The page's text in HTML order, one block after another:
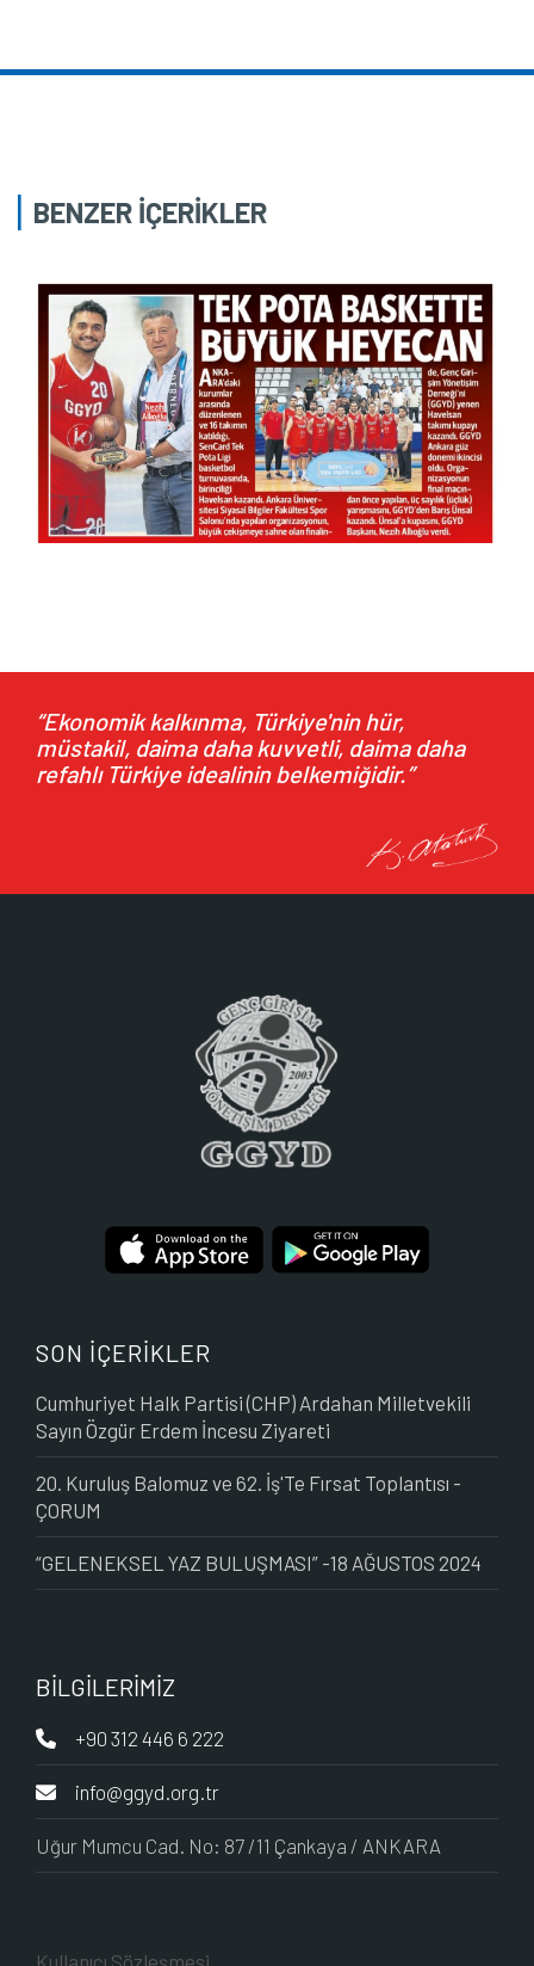
BENZER İÇERİKLER
“Ekonomik kalkınma, Türkiye'nin hür,
müstakil, daima daha kuvvetli, daima daha
refahlı Türkiye idealinin belkemiğidir.”
SON İÇERİKLER
Cumhuriyet Halk Partisi (CHP) Ardahan Milletvekili
Sayın Özgür Erdem İncesu Ziyareti
20. Kuruluş Balomuz ve 62. İş'Te Fırsat Toplantısı -
ÇORUM
“GELENEKSEL YAZ BULUŞMASI” -18 AĞUSTOS 2024
BİLGİLERİMİZ
+90 312 446 6 222
info@ggyd.org.tr
Uğur Mumcu Cad. No: 87 /11 Çankaya / ANKARA